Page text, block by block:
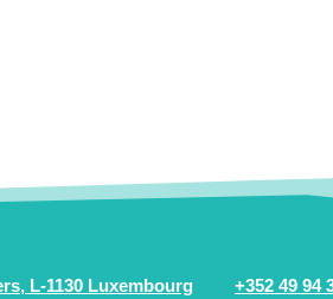
L-1130 Luxembourg +352 49 94